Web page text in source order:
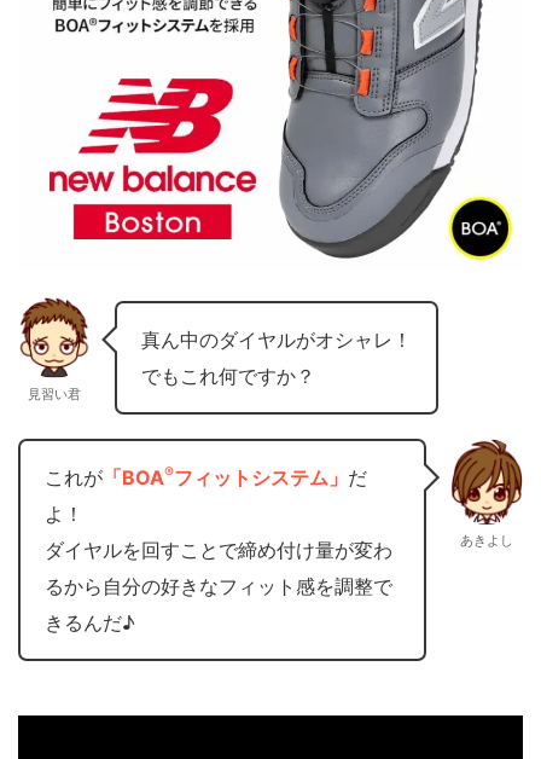
見習い君
真ん中のダイヤルがオシャレ！
でもこれ何ですか？
これが 「BOA®フィットシステム」 だ
よ！
ダイヤルを回すことで締め付け量が変わ
るから自分の好きなフィット感を調整で
きるんだ♪
あきよし